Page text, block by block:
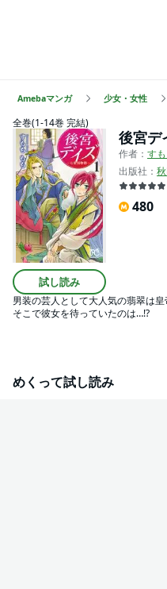
Amebaマンガ 少女・女性
全巻(1-14巻 完結)
試し読み
後宮
作者： す
出版社：
480
男装の芸人として大人気の翡翠は
そこで彼女を待っていたのは…!?
めくって試し読み